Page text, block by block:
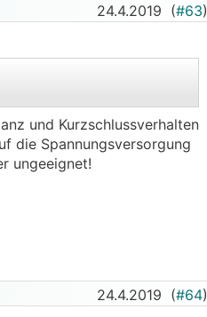
24.4.2019 (#63)
und Kurzschlussverhalten
die Spannungsversorgung
ungeeignet!
24.4.2019 (#64)